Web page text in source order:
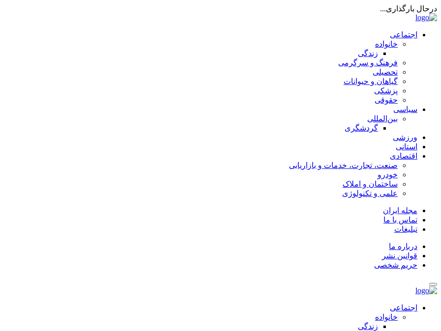
درحال بارگذاری...
اجتماعی
خانواده
زندگی
فرهنگ و سرگرمی
تحصیلی
گیاهان و حیوانات
پزشکی
حقوقی
سیاسی
بین‌المللی
گردشگری
ورزشی
استانی
اقتصادی
صنعت، تجارت، خدمات و بازاریابی
خودرو
ساختمان و املاک
علمی و تکنولوژی
مجله ایران
تماس با ما
تبلیغات
درباره ما
قوانین نشر
حریم شخصی
اجتماعی
خانواده
زندگی